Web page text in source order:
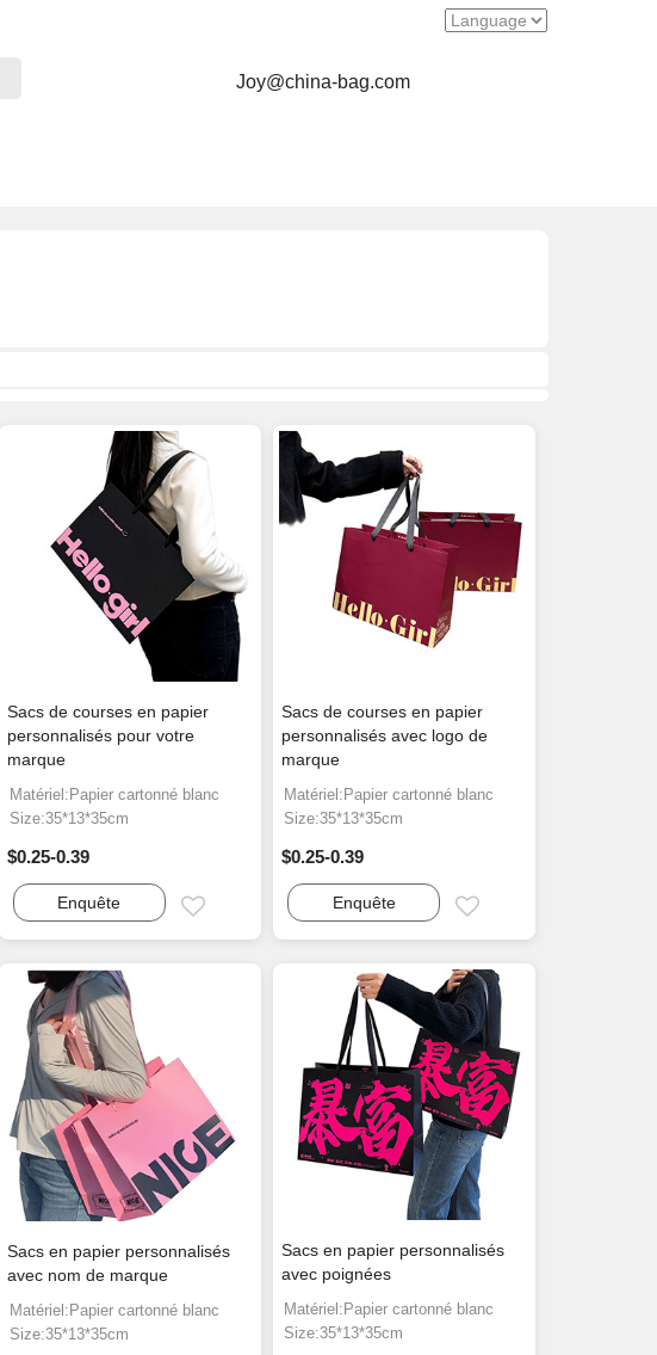
Joy@china-bag.com
Sacs de courses en papier
personnalisés pour votre
marque
Matériel:Papier cartonné blanc
Size:35*13*35cm
$0.25-0.39
Enquête Email
Sacs de courses en papier
personnalisés avec logo de
marque
Matériel:Papier cartonné blanc
Size:35*13*35cm
$0.25-0.39
Enquête
Sacs en papier personnalisés
avec nom de marque
Matériel:Papier cartonné blanc
Size:35*13*35cm
Sacs en papier personnalisés
avec poignées
Matériel:Papier cartonné blanc
Size:35*13*35cm